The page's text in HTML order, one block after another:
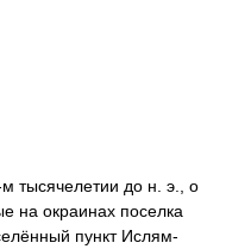
тысячелетии до н. э., о
на окраинах поселка
пункт Ислям-